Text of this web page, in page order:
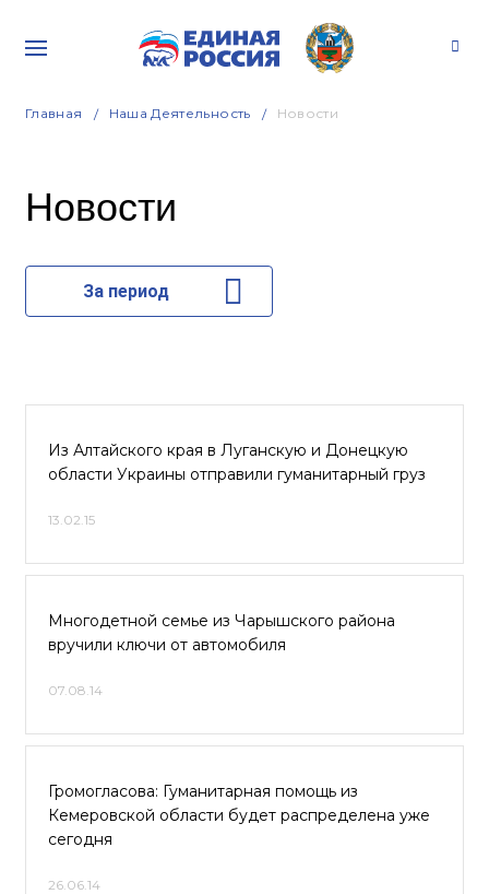
Главная Наша Деятельность Новости
Новости
За период
Из Алтайского края в Луганскую и Донецкую
области Украины отправили гуманитарный груз
13.02.15
Многодетной семье из Чарышского района
вручили ключи от автомобиля
07.08.14
Громогласова: Гуманитарная помощь из
Кемеровской области будет распределена уже
сегодня
26.06.14